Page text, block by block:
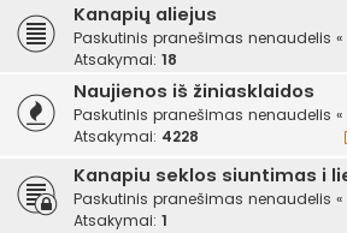
Kanapių aliejus
Paskutinis pranešimas nenaudelis «
Atsakymai: 18
Naujienos iš žiniasklaidos
Paskutinis pranešimas nenaudelis «
Atsakymai: 4228
Kanapiu seklos siuntimas i
Paskutinis pranešimas nenaudelis «
Atsakymai: 1